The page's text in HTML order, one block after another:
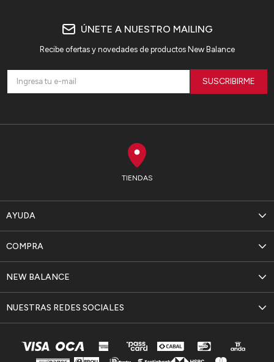
TIENDAS
AYUDA
NEW BALANCE
COMPRA
NUESTRAS REDES SOCIALES
ÚNETE A NUESTRO MAILING
Recibe ofertas y novedades de productos New Balance
SUSCRIBIRME